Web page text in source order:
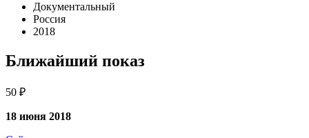
Документальный
Россия
2018
Ближайший показ
50 ₽
18 июня 2018